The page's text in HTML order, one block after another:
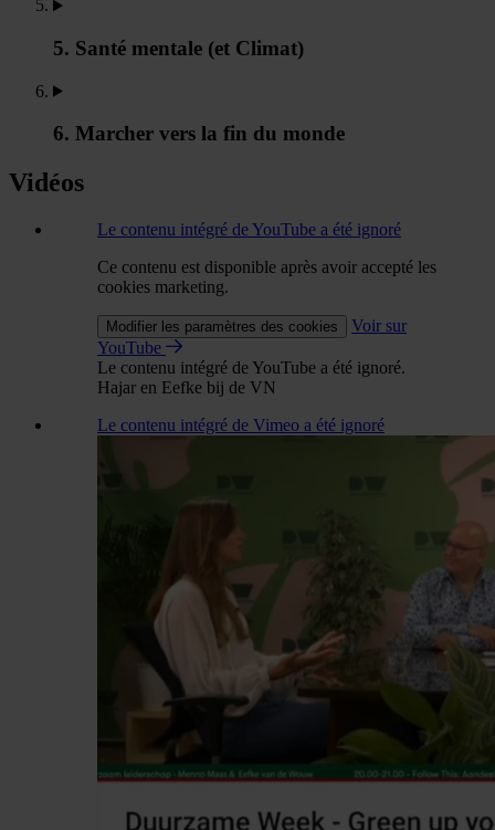
5. Santé mentale (et Climat)
6. Marcher vers la fin du monde
Vidéos
Le contenu intégré de YouTube a été ignoré
Ce contenu est disponible après avoir accepté les
cookies marketing.
Modifier les paramètres des cookies
Voir sur
YouTube
Le contenu intégré de YouTube a été ignoré.
Hajar en Eefke bij de VN
Le contenu intégré de Vimeo a été ignoré